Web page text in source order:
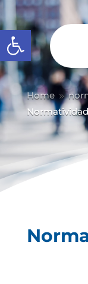
Abrir barra de
Home 9